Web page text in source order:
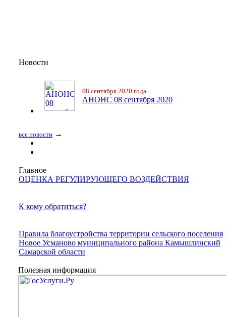
Новости
08 сентября 2020 года
АНОНС 08 сентября 2020
все новости →
Главное
ОЦЕНКА РЕГУЛИРУЮЩЕГО ВОЗДЕЙСТВИЯ
К кому обратиться?
Правила благоустройства территории сельского поселения
Новое Усманово муниципального района Камышлинский
Самарской области
Полезная информация